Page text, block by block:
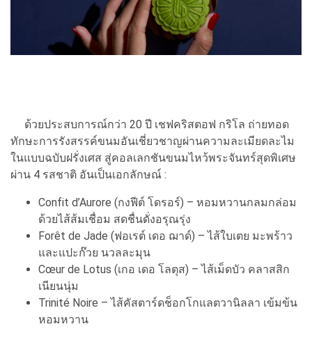
ด้วยประสบการณ์กว่า 20 ปี เชฟคริสตอฟ กริโล ถ่ายทอด
ทักษะการรังสรรค์ขนมอันเชี่ยวชาญผ่านความละเมียดละไม
ในแบบฉบับฝรั่งเศส สู่คอลเลกชันขนมไหว้พระจันทร์สุดพิเศษ
ผ่าน 4 รสชาติ อันเป็นเอกลักษณ์ :
Confit d’Aurore (กงฟีต์ โดรอร์) – หอมหวานกลมกล่อม
ด้วยไส้ส้มเชื่อม สดชื่นดั่งอรุณรุ่ง
Forêt de Jade (ฟอเรต์ เดอ ฌาด์) – ไส้ใบเตย มะพร้าว
และแปะก๊วย นวลละมุน
Cœur de Lotus (เกอ เดอ โลตุส) – ไส้เม็ดบัว คลาสสิก
เนียนนุ่ม
Trinité Noire – ไส้คัสตาร์ดช็อกโกแลตวานิลลา เข้มข้น
หอมหวาน